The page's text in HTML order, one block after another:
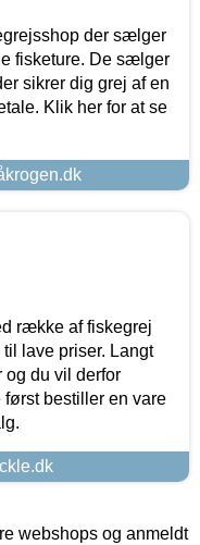
der sælger
fisketure. De sælger
sikrer dig grej af en
Klik her for at se
række af fiskegrej
lave priser. Langt
og du vil derfor
bestiller en vare
webshops og anmeldt